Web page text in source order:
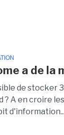
a de la
de stocker
? A en croire
d'information...